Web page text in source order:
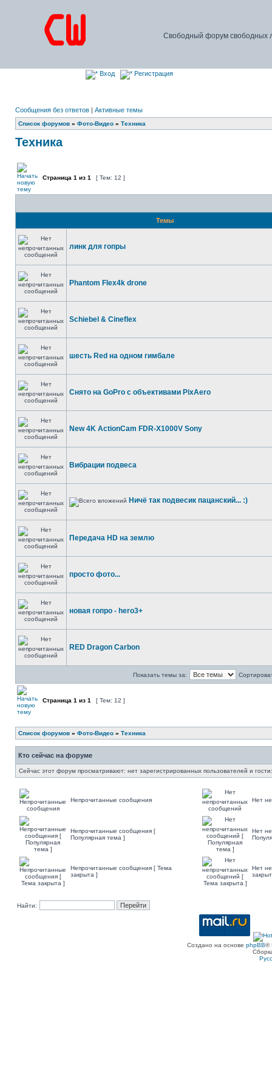
Свободный форум свободных
Вход Регистрация
Сообщения без ответов | Активные темы
Список форумов » Фото-Видео » Техника
Техника
Страница 1 из 1 [ Тем: 12 ]
Темы
линк для гопры
Phantom Flex4k drone
Schiebel & Cineflex
шесть Red на одном гимбале
Снято на GoPro c объективами PixAero
New 4K ActionCam FDR-X1000V Sony
Вибрации подвеса
Ничё так подвесик пацанский... :)
Передача HD на землю
просто фото...
новая гопро - hero3+
RED Dragon Carbon
Показать темы за:
Страница 1 из 1 [ Тем: 12 ]
Список форумов » Фото-Видео » Техника
Кто сейчас на форуме
Сейчас этот форум просматривают: нет зарегистрированных пользователей и
Непрочитанные сообщения Нет
Непрочитанные сообщения [
Популярная тема ]
Нет
Непрочитанные сообщения [ Тема
закрыта ]
Нет
Найти:
Создано на основе phpBB®